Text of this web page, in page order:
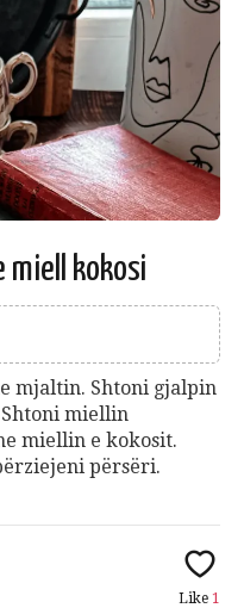
miell kokosi
mjaltin. Shtoni gjalpin
miellin
miellin e kokosit.
përsëri.
Like 1